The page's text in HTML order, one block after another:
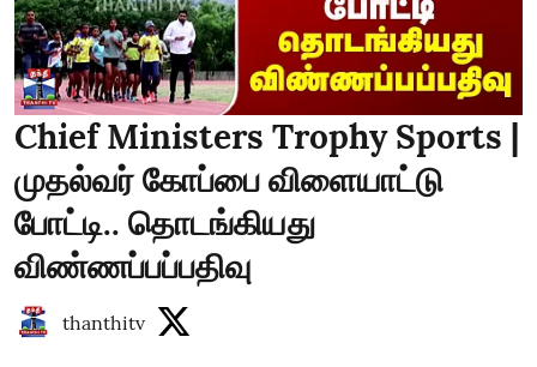
Chief Ministers Trophy Sports |
முதல்வர் கோப்பை விளையாட்டு
போட்டி.. தொடங்கியது
விண்ணப்பப்பதிவு
thanthitv